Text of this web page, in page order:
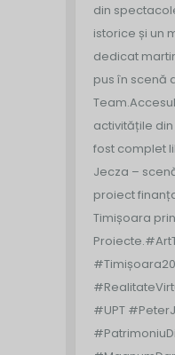
din
istorice și un
dedicat
pus în scenă
Team.
activitățile
fost complet
Jecza –
proiect
Timișoara
Proiecte.
#UPT